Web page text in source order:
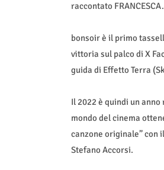
raccontato FRANCESCA.
bonsoir è il primo
vittoria sul palco di X
guida di Effetto Terra
Il 2022 è quindi un anno
mondo del cinema
canzone originale” con
Stefano Accorsi.